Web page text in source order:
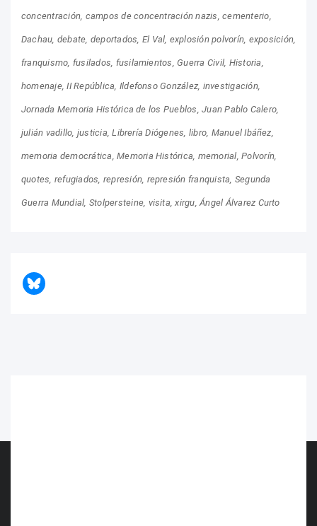
concentración campos de concentración nazis cementerio
Dachau debate deportados El Val explosión polvorín exposición
franquismo fusilados fusilamientos Guerra Civil Historia
homenaje II República Ildefonso González investigación
Jornada Memoria Histórica de los Pueblos Juan Pablo Calero
julián vadillo justicia Librería Diógenes libro Manuel Ibáñez
memoria democrática Memoria Histórica memorial Polvorín
quotes refugiados represión represión franquista Segunda
Guerra Mundial Stolpersteine visita xirgu Ángel Álvarez Curto